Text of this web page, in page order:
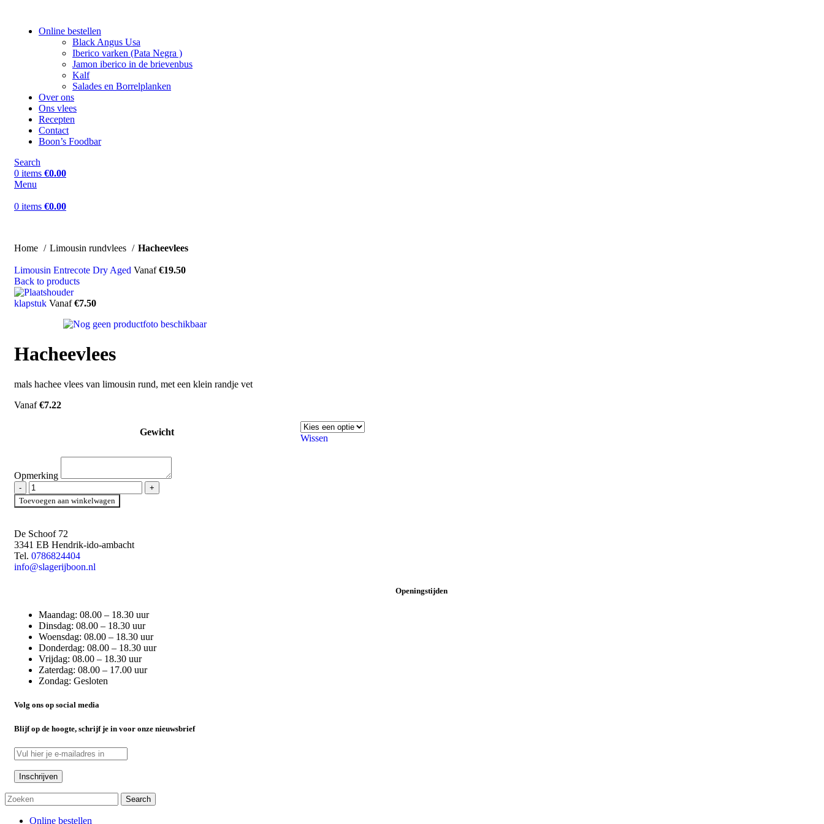
Online bestellen
Black Angus Usa
Iberico varken (Pata Negra )
Jamon iberico in de brievenbus
Kalf
Salades en Borrelplanken
Over ons
Ons vlees
Recepten
Contact
Boon’s Foodbar
Search
0 items €0.00
Menu
0 items €0.00
Home
Limousin rundvlees Hacheevlees
Limousin Entrecote Dry Aged Vanaf €19.50
Back to products
klapstuk Vanaf €7.50
Hacheevlees
mals hachee vlees van limousin rund, met een klein randje vet
Vanaf €7.22
Gewicht
Wissen
Opmerking
Toevoegen aan winkelwagen
De Schoof 72
3341 EB Hendrik-ido-ambacht
Tel. 0786824404
info@slagerijboon.nl
Openingstijden
Maandag: 08.00 – 18.30 uur
Dinsdag: 08.00 – 18.30 uur
Woensdag: 08.00 – 18.30 uur
Donderdag: 08.00 – 18.30 uur
Vrijdag: 08.00 – 18.30 uur
Zaterdag: 08.00 – 17.00 uur
Zondag: Gesloten
Volg ons op social media
Blijf op de hoogte, schrijf je in voor onze nieuwsbrief
Search
Online bestellen